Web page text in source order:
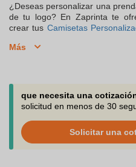
¿Deseas personalizar una
de tu logo? En Zaprinta te
crear tus Camisetas
personal, como regalo o para
accesorios con los que
gorras o sudaderas
chat, correo o llamada telefónica.
Más
que necesita una
solicitud en menos de 30
Solicitar una